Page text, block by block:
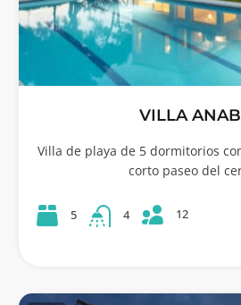
VILLA
Villa de playa de 5 dormitorios
corto paseo del
5 4 12